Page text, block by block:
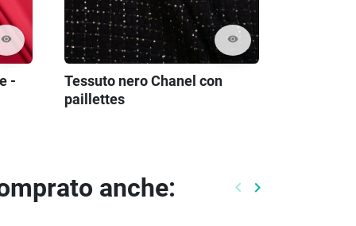
visibility
-
visibility
Tessuto nero Chanel con
paillettes
anche: Precedente
keyboard_arrow_left Prossimo
keyboard_arrow_right